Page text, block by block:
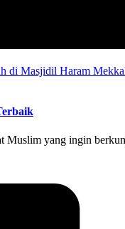
yang ingin